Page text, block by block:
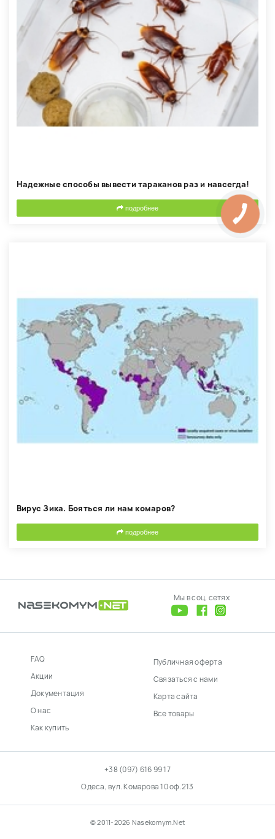
Надежные способы вывести тараканов раз и навсегда!
подробнее
Вирус Зика. Бояться ли нам комаров?
подробнее
Мы в соц. сетях
FAQ
Акции
Документация
О нас
Как купить
Публичная оферта
Связаться с нами
Карта сайта
Все товары
+38 (097) 616 99 17
Одеса, вул. Комарова 10 оф.213
© 2011-2026 Nasekomym.Net